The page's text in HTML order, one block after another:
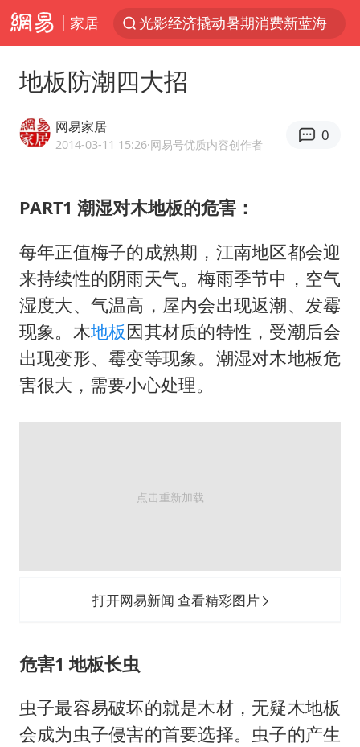
家居
光影经济撬动暑期消费新蓝海
白海豚将正面袭击贯穿浙江
杭州全市有序停课
夏日经济乘“热”而上 消费市场向“新”而行
36岁男演员成景区NPC后人气爆棚
身体出现这几个信号可能是肝在求救
宇树王兴兴被问了360多个问题
全民健身事业高质量发展
几元成本的AI广告导致千万市值蒸发
地板防潮四大招
网易家居
2014-03-11 15:26·网易号优质内容创作者
0
PART1 潮湿对木地板的危害：
每年正值梅子的成熟期，江南地区都会迎
来持续性的阴雨天气。梅雨季节中，空气
湿度大、气温高，屋内会出现返潮、发霉
现象。木地板因其材质的特性，受潮后会
出现变形、霉变等现象。潮湿对木地板危
害很大，需要小心处理。
打开网易新闻 查看精彩图片
危害1 地板长虫
虫子最容易破坏的就是木材，无疑木地板
会成为虫子侵害的首要选择。虫子的产生